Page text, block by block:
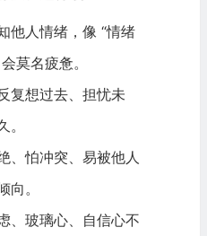
他人情绪，像 “情绪
莫名疲惫。
复想过去、担忧未
、怕冲突、易被他人
。
、玻璃心、自信心不